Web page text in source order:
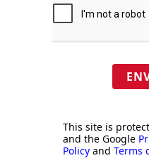
This site is
and the Google
Policy and Terms